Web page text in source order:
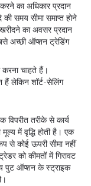
का अधिकार प्रदान
समय सीमा समाप्त होने
खरीदने का अवसर प्रदान
अच्छी ऑप्शन ट्रेडिंग
चाहते हैं।
हैं लेकिन शॉर्ट-सेलिंग
विपरीत तरीके से कार्य
में वृद्धि होती है। एक
से कोई ऊपरी सीमा नहीं
को कीमतों में गिरावट
पुट ऑप्शन के स्ट्राइक